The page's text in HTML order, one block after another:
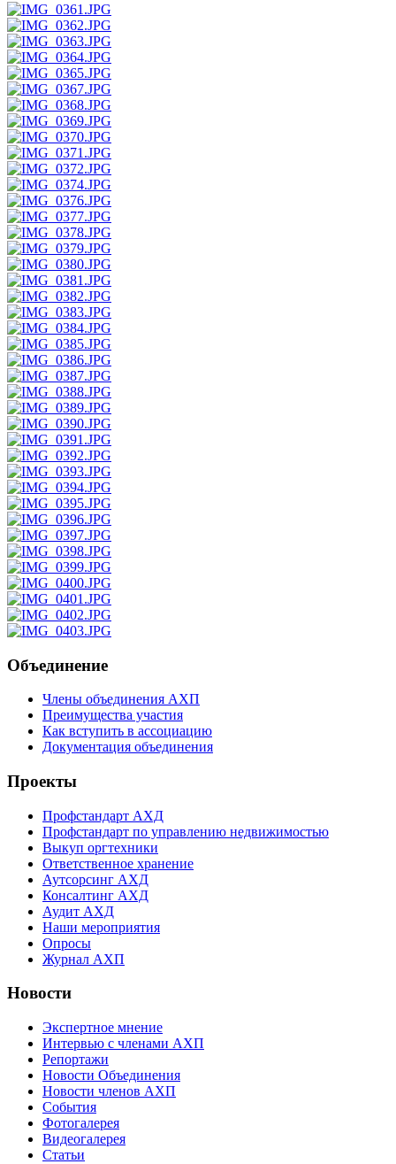
Объединение
Члены объединения АХП
Преимущества участия
Как вступить в ассоциацию
Документация объединения
Проекты
Профстандарт АХД
Профстандарт по управлению недвижимостью
Выкуп оргтехники
Ответственное хранение
Аутсорсинг АХД
Консалтинг АХД
Аудит АХД
Наши мероприятия
Опросы
Журнал АХП
Новости
Экспертное мнение
Интервью с членами АХП
Репортажи
Новости Объединения
Новости членов АХП
События
Фотогалерея
Видеогалерея
Статьи